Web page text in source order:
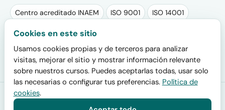
Centro acreditado INAEM ISO 9001 ISO 14001
Sello RSA PLUS 2025 Sello EFR
Plan de igualdad registrado
Formación San Miguel· Centro acreditado por el INAEM (código
Cookies en este sitio
Usamos cookies propias y de terceros para analizar
visitas, mejorar el sitio y mostrar información relevante
sobre nuestros cursos. Puedes aceptarlas todas, usar solo
las necesarias o configurar tus preferencias. Política de
cookies.